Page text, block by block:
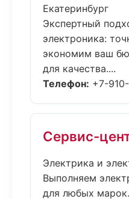
Екатеринбург
Экспертный
электроника:
экономим ваш
для качества....
Телефон: +7-
Сервис-
Электрика и
Выполняем
для любых